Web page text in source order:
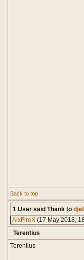
Back to top
1 User said Thank to
AlxFireX (17 May 2018,
Terentius
Terentius